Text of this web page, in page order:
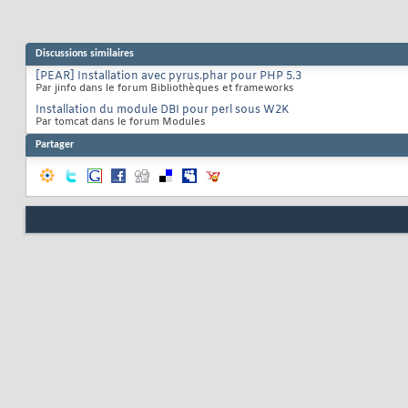
Discussions similaires
[PEAR] Installation avec pyrus.phar pour PHP 5.3
Par jinfo dans le forum Bibliothèques et frameworks
Installation du module DBI pour perl sous W2K
Par tomcat dans le forum Modules
Partager